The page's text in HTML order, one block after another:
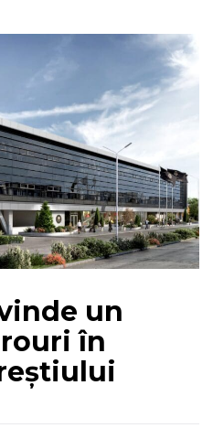
un
în